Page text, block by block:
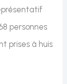
personnes
prises à huis